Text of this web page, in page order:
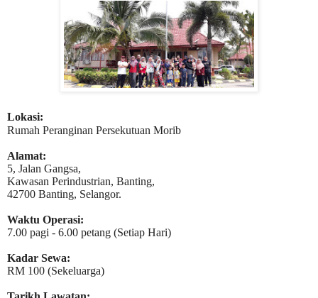
Lokasi:
Rumah Peranginan Persekutuan Morib
Alamat:
5, Jalan Gangsa,
Kawasan Perindustrian, Banting,
42700 Banting, Selangor.
Waktu Operasi:
7.00 pagi - 6.00 petang (Setiap Hari)
Kadar Sewa:
RM 100 (Sekeluarga)